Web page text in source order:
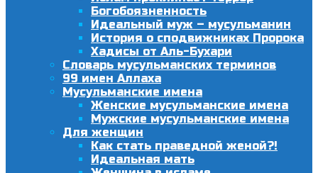
Богобоязненность
Идеальный муж – мусульманин
История о сподвижниках Пророка
Хадисы от Аль-Бухари
Словарь мусульманских терминов
99 имен Аллаха
Мусульманские имена
Женские мусульманские имена
Мужские мусульманские имена
Для женщин
Как стать праведной женой?!
Идеальная мать